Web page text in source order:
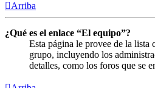
Arriba
¿Qué es el enlace “El equipo”?
Esta página le provee de la lista
grupo, incluyendo los
detalles, como los foros que se